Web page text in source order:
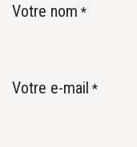
Votre nom *
Votre e-mail *